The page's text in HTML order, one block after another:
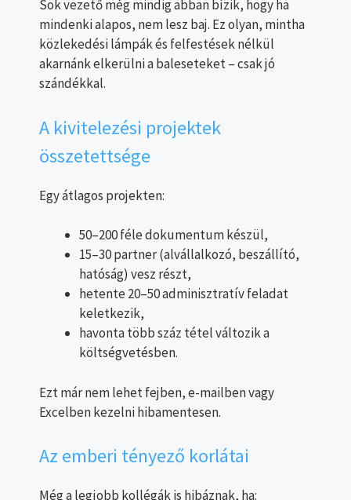
Sok vezető még mindig abban bízik, hogy ha
mindenki alapos, nem lesz baj. Ez olyan, mintha
közlekedési lámpák és felfestések nélkül
akarnánk elkerülni a baleseteket – csak jó
szándékkal.
A kivitelezési projektek
összetettsége
Egy átlagos projekten:
50–200 féle dokumentum készül,
15–30 partner (alvállalkozó, beszállító,
hatóság) vesz részt,
hetente 20–50 adminisztratív feladat
keletkezik,
havonta több száz tétel változik a
költségvetésben.
Ezt már nem lehet fejben, e-mailben vagy
Excelben kezelni hibamentesen.
Az emberi tényező korlátai
Még a legjobb kollégák is hibáznak, ha: